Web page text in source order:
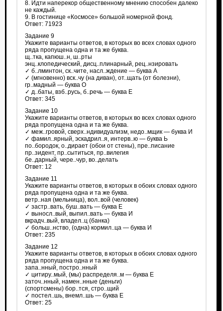
8. Идти наперекор общественному мнению способен далеко
не каждый.
9. В гостинице «Космосе» большой номерной фонд.
Ответ: 71923
Задание 9
Укажите варианты ответов, в которых во всех словах одного
ряда пропущена одна и та же буква.
щ..тка, капюш..н, ш..рты
энц..клопедический, дисц..плинарный, рец..нзировать
✓ б..лминтон, ск..чите, насл..ждение — буква А
✓ (мгновенно) вск..чу (на диван), от..щать (от болезни),
гр..мадный — буква О
✓ д..баты, взб..русь, б..речь — буква Е
Ответ: 345
Задание 10
Укажите варианты ответов, в которых во всех словах одного
ряда пропущена одна и та же буква.
✓ меж..гровой, сверх..ндивидуализм, недо..мщик — буква И
✓ фамил..ярный, эскадрил..я, интерв..ю — буква Ь
по..бородок, о..дирает (обои от стены), пре..писание
пр..зидент, пр..сытиться, пр..вилегия
бе..дарный, чере..чур, во..делать
Ответ: 12
Задание 11
Укажите варианты ответов, в которых в обоих словах одного
ряда пропущена одна и та же буква.
ветр..ная (мельница), вол..вой (человек)
✓ застр..вать, буш..вать — буква Е
✓ выносл..вый, выпил..вать — буква И
вкрадч..вый, владел..ц (банка)
✓ больш..нство, (одна) кормил..ца — буква И
Ответ: 235
Задание 12
Укажите варианты ответов, в которых в обоих словах одного
ряда пропущена одна и та же буква.
запа..нный, постро..нный
✓ цитиру..мый, (мы) распределя..м — буква Е
заточ..нный, намен..нные (деньги)
(спортсмены) бор..тся, стро..щий
✓ постел..шь, внемл..шь — буква Е
Ответ: 25